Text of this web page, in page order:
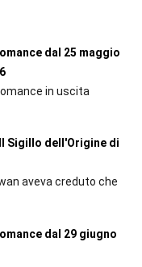
dal 25 maggio
in uscita
Sigillo dell'Origine di
aveva creduto che
dal 29 giugno